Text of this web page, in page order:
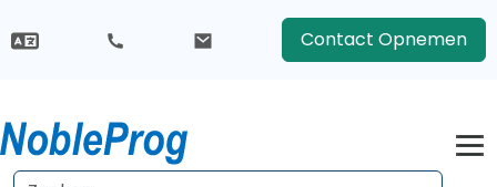
Contact Opnemen